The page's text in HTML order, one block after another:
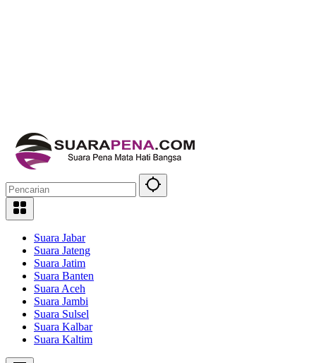
Suara Jabar
Suara Jateng
Suara Jatim
Suara Banten
Suara Aceh
Suara Jambi
Suara Sulsel
Suara Kalbar
Suara Kaltim